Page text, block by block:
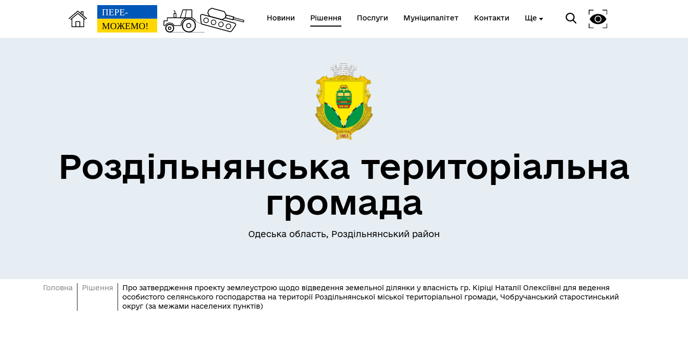
Новини Рішення Послуги Муніципалітет Контакти Ще
Роздільнянська територіальна
громада
Одеська область, Роздільнянський район
Головна Рішення
Про затвердження проекту землеустрою щодо відведення земельної ділянки у власність гр. Кіріці Наталії Олексіївні для ведення
особистого селянського господарства на території Роздільнянської міської територіальної громади, Чобручанський старостинський
округ (за межами населених пунктів)